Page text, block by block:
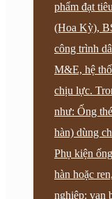
phẩm đạt
(Hoa Kỳ),
công trình
M&E, hệ
chịu lực.
như: Ống
hàn) dùng
Phụ kiện
hàn hoặc
nghiệp: van